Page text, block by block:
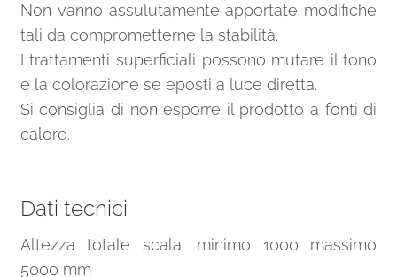
Non vanno assulutamente apportate modifiche
tali da comprometterne la stabilità.
I trattamenti superficiali possono mutare il tono
e la colorazione se eposti a luce diretta.
Si consiglia di non esporre il prodotto a fonti di
calore.
Dati tecnici
Altezza totale scala: minimo 1000 massimo
5000 mm